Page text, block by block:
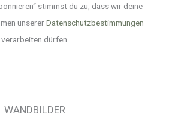
stimmst du zu, dass wir deine
unsererDatenschutzbestimmungen
verarbeiten dürfen.
WANDBILDER